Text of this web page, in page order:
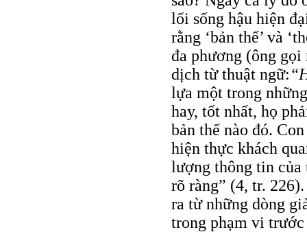
lối sống hậu hiện
rằng ‘bản thể’ và
đa phương (ông
dịch từ thuật ngữ:
lựa một trong
hay, tốt nhất, họ
bản thể nào đó.
hiện thực khách
lượng thông tin của
rõ ràng” (4, tr.
ra từ những dòng
trong phạm vi